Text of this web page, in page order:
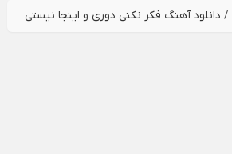
/ دانلود آهنگ فکر نکنی دوری و اینجا نیستی